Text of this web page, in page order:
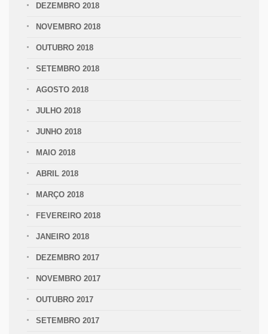
DEZEMBRO 2018
NOVEMBRO 2018
OUTUBRO 2018
SETEMBRO 2018
AGOSTO 2018
JULHO 2018
JUNHO 2018
MAIO 2018
ABRIL 2018
MARÇO 2018
FEVEREIRO 2018
JANEIRO 2018
DEZEMBRO 2017
NOVEMBRO 2017
OUTUBRO 2017
SETEMBRO 2017